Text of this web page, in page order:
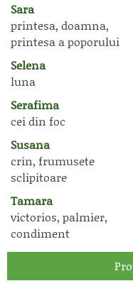
Sara
printesa, doamna,
printesa a poporului
Selena
luna
Serafima
cei din foc
Susana
crin, frumusete
sclipitoare
Tamara
victorios, palmier,
condiment